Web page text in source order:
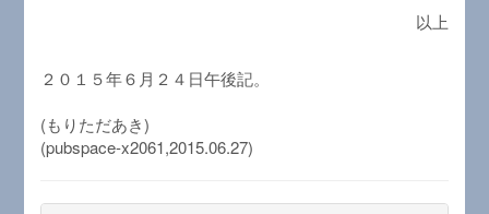
以上
２０１５年６月２４日午後記。
(もりただあき)
(pubspace-x2061,2015.06.27)